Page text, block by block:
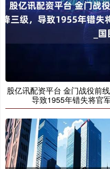
股亿讯配资平台 金门战役前
导致1955年错失将官